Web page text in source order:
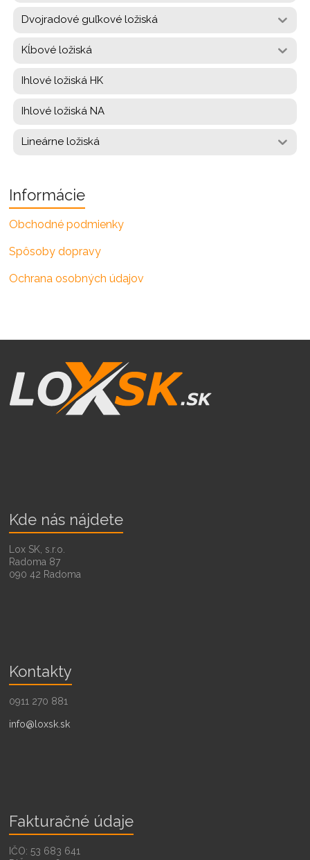
Dvojradové guľkové ložiská
Kĺbové ložiská
Ihlové ložiská HK
Ihlové ložiská NA
Lineárne ložiská
Informácie
Obchodné podmienky
Spôsoby dopravy
Ochrana osobných údajov
Kde nás nájdete
Lox SK, s.r.o.
Radoma 87
090 42 Radoma
Kontakty
0911 270 881
info@loxsk.sk
Fakturačné údaje
IČO: 53 683 641